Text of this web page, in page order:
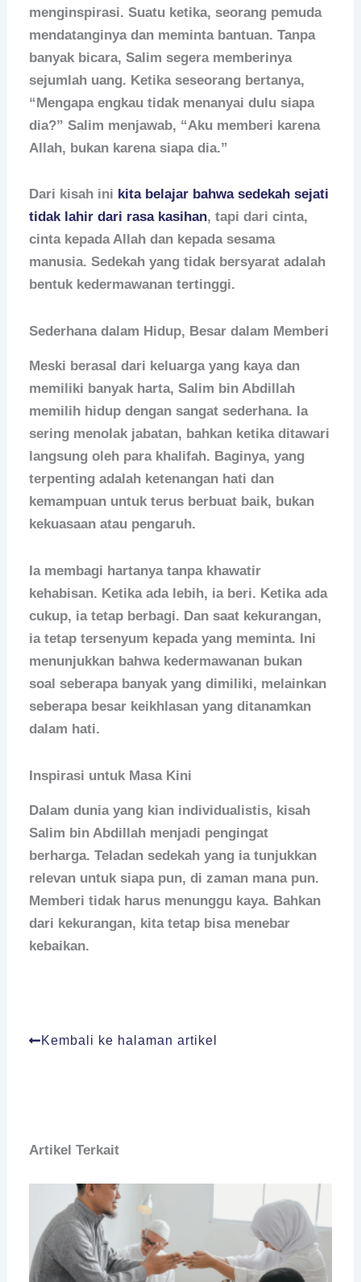
menginspirasi. Suatu ketika, seorang pemuda
mendatanginya dan meminta bantuan. Tanpa
banyak bicara, Salim segera memberinya
sejumlah uang. Ketika seseorang bertanya,
“Mengapa engkau tidak menanyai dulu siapa
dia?” Salim menjawab, “Aku memberi karena
Allah, bukan karena siapa dia.”
Dari kisah ini kita belajar bahwa sedekah sejati
tidak lahir dari rasa kasihan, tapi dari cinta,
cinta kepada Allah dan kepada sesama
manusia. Sedekah yang tidak bersyarat adalah
bentuk kedermawanan tertinggi.
Sederhana dalam Hidup, Besar dalam Memberi
Meski berasal dari keluarga yang kaya dan
memiliki banyak harta, Salim bin Abdillah
memilih hidup dengan sangat sederhana. Ia
sering menolak jabatan, bahkan ketika ditawari
langsung oleh para khalifah. Baginya, yang
terpenting adalah ketenangan hati dan
kemampuan untuk terus berbuat baik, bukan
kekuasaan atau pengaruh.
Ia membagi hartanya tanpa khawatir
kehabisan. Ketika ada lebih, ia beri. Ketika ada
cukup, ia tetap berbagi. Dan saat kekurangan,
ia tetap tersenyum kepada yang meminta. Ini
menunjukkan bahwa kedermawanan bukan
soal seberapa banyak yang dimiliki, melainkan
seberapa besar keikhlasan yang ditanamkan
dalam hati.
Inspirasi untuk Masa Kini
Dalam dunia yang kian individualistis, kisah
Salim bin Abdillah menjadi pengingat
berharga. Teladan sedekah yang ia tunjukkan
relevan untuk siapa pun, di zaman mana pun.
Memberi tidak harus menunggu kaya. Bahkan
dari kekurangan, kita tetap bisa menebar
kebaikan.
Kembali ke halaman artikel
Artikel Terkait